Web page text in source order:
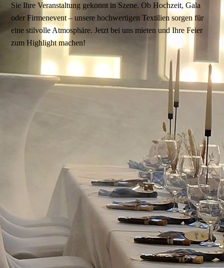
Sie Ihre Veranstaltung gekonnt in Szene. Ob Hochzeit, Gala
oder Firmenevent – unsere hochwertigen Textilien sorgen für
eine stilvolle Atmosphäre. Jetzt bei uns mieten und Ihre Feier
zum Highlight machen!